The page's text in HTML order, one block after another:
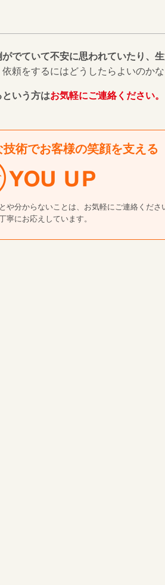
がでていて不安に思われていたり、
頼をするにはどうしたらよいのか
いう方はお気軽にご連絡ください。
技術でお客様の笑顔を支える
や分からないことは、お気軽にご連絡くださ
寧にお応えしています。